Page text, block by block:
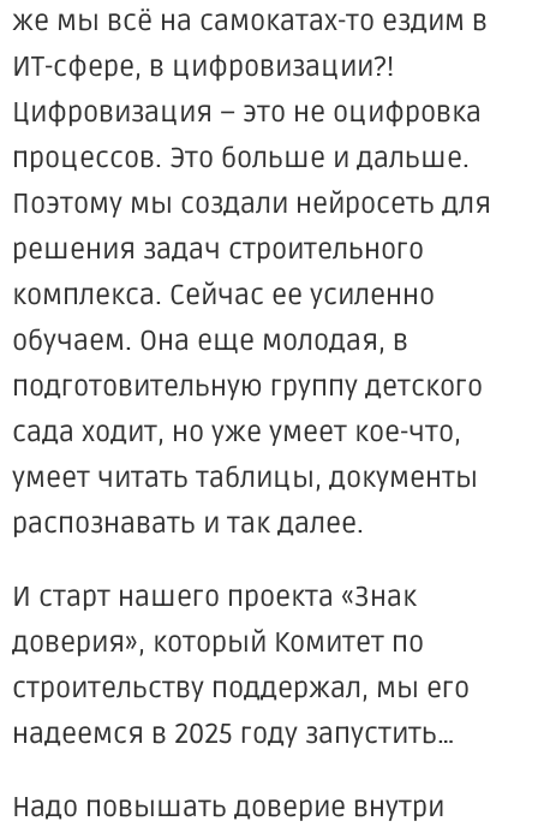
же мы всё на самокатах-то ездим в
ИТ-сфере, в цифровизации?!
Цифровизация – это не оцифровка
процессов. Это больше и дальше.
Поэтому мы создали нейросеть для
решения задач строительного
комплекса. Сейчас ее усиленно
обучаем. Она еще молодая, в
подготовительную группу детского
сада ходит, но уже умеет кое-что,
умеет читать таблицы, документы
распознавать и так далее.
И старт нашего проекта «Знак
доверия», который Комитет по
строительству поддержал, мы его
надеемся в 2025 году запустить…
Надо повышать доверие внутри